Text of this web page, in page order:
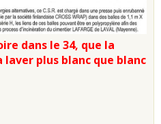
dans le 34, que la
laver plus blanc que blanc